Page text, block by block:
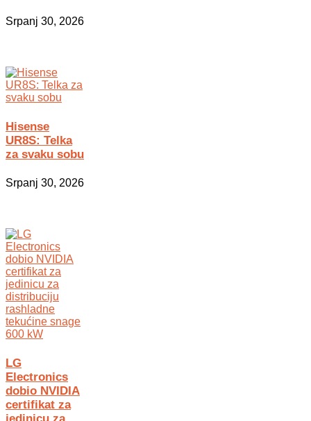
Srpanj 30, 2026
Hisense
UR8S: Telka
za svaku sobu
Srpanj 30, 2026
LG
Electronics
dobio NVIDIA
certifikat za